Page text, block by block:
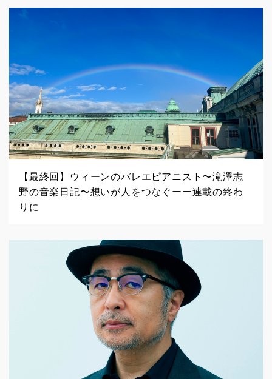
【最終回】ウィーンのバレエピアニスト〜滝澤志
野の音楽日記〜想いが人をつなぐーー連載の終わ
りに